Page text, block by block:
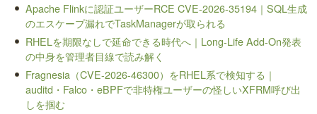
Apache Flinkに認証ユーザーRCE CVE-2026-35194｜SQL生成
のエスケープ漏れでTaskManagerが取られる
RHELを期限なしで延命できる時代へ｜Long-Life Add-On発表
の中身を管理者目線で読み解く
Fragnesia（CVE-2026-46300）をRHEL系で検知する｜
auditd・Falco・eBPFで非特権ユーザーの怪しいXFRM呼び出
しを掴む